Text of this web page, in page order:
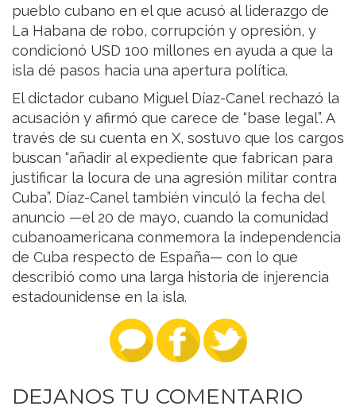
pueblo cubano en el que acusó al liderazgo de
La Habana de robo, corrupción y opresión, y
condicionó USD 100 millones en ayuda a que la
isla dé pasos hacia una apertura política.
El dictador cubano Miguel Díaz-Canel rechazó la
acusación y afirmó que carece de “base legal”. A
través de su cuenta en X, sostuvo que los cargos
buscan “añadir al expediente que fabrican para
justificar la locura de una agresión militar contra
Cuba”. Díaz-Canel también vinculó la fecha del
anuncio —el 20 de mayo, cuando la comunidad
cubanoamericana conmemora la independencia
de Cuba respecto de España— con lo que
describió como una larga historia de injerencia
estadounidense en la isla.
DEJANOS TU COMENTARIO